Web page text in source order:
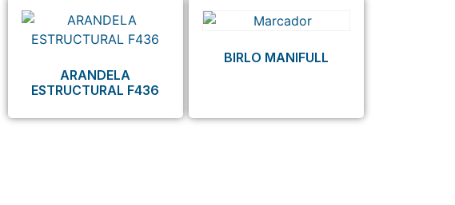
ARANDELA
ESTRUCTURAL F436
BIRLO MANIFULL